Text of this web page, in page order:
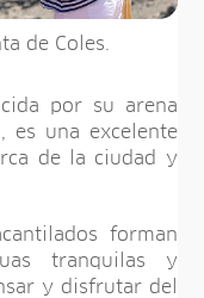
de Coles.
por su arena
es una excelente
de la ciudad y
forman
tranquilas y
y disfrutar del